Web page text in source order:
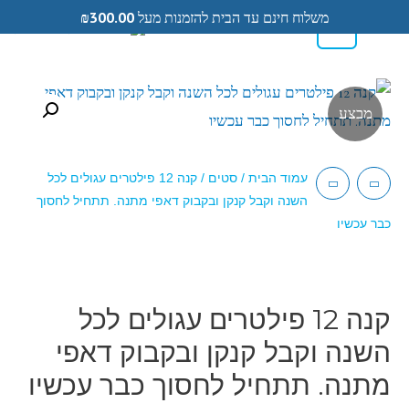
0584433104
מבצע
עמוד הבית/ סטים
/ קנה 12 פילטרים עגולים לכל
השנה וקבל קנקן ובקבוק דאפי מתנה. תתחיל לחסוך
כבר עכשיו
קנה 12 פילטרים עגולים לכל
השנה וקבל קנקן ובקבוק דאפי
מתנה. תתחיל לחסוך כבר עכשיו
משלוח חינם עד הבית להזמנות מעל ₪300.00